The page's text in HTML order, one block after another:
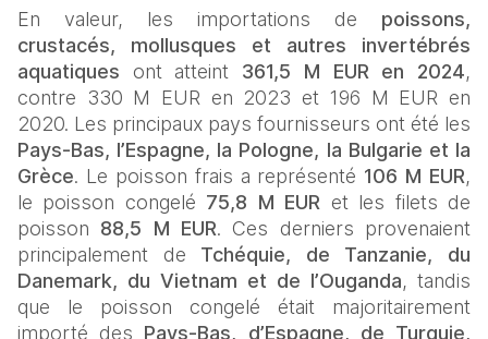
En valeur, les importations de poissons,
crustacés, mollusques et autres invertébrés
aquatiques ont atteint 361,5 M EUR en 2024,
contre 330 M EUR en 2023 et 196 M EUR en
Pays-Bas, l’Espagne, la Pologne, la Bulgarie et la
Grèce. Le poisson frais a représenté 106 M EUR,
le poisson congelé 75,8 M EUR et les filets de
poisson 88,5 M EUR. Ces derniers provenaient
principalement de Tchéquie, de Tanzanie, du
Danemark, du Vietnam et de l’Ouganda, tandis
que le poisson congelé était majoritairement
importé des Pays-Bas, d’Espagne, de Turquie,